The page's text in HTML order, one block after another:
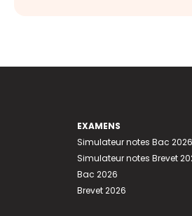
EXAMENS
Simulateur notes Bac 2026
Simulateur notes Brevet
Bac 2026
Brevet 2026